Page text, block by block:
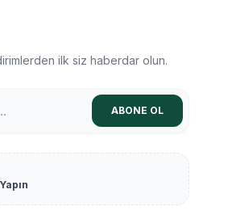
ilk siz haberdar olun.
ABONE OL